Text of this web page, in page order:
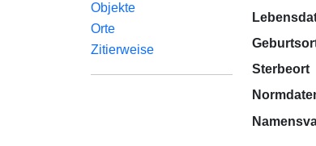
Objekte
Orte
Zitierweise
Sterbeort